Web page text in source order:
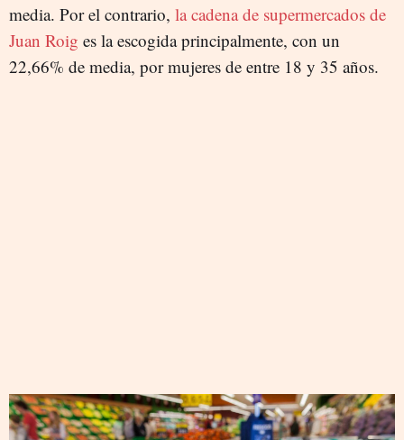
media. Por el contrario, la cadena de supermercados de
Juan Roig es la escogida principalmente, con un
22,66% de media, por mujeres de entre 18 y 35 años.